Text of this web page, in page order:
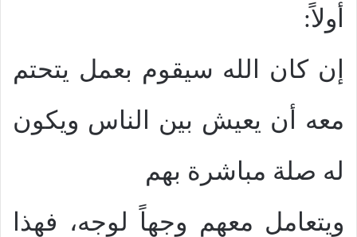
أولاً:
إن كان الله سيقوم بعمل يتحتم
معه أن يعيش بين الناس ويكون
له صلة مباشرة بهم
ويتعامل معهم وجهاً لوجه، فهذا